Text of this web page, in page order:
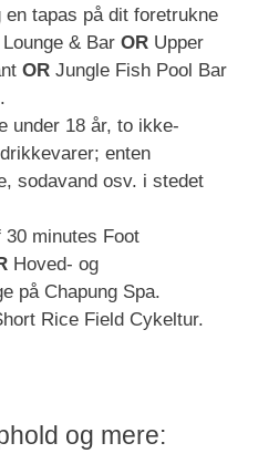
en tapas på dit foretrukne
& Bar OR Upper
OR Jungle Fish Pool Bar
under 18 år, to ikke-
enten
sodavand osv. i stedet
30 minutes Foot
Hoved- og
på Chapung Spa.
Rice Field Cykeltur.
og mere: